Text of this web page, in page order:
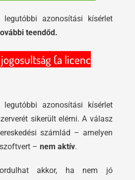
azonosítási kísérlet
teendőd.
(a licenc
azonosítási kísérlet
sikerült elérni. A válasz
számlád – amelyen
–nem aktív.
akkor, ha nem jó